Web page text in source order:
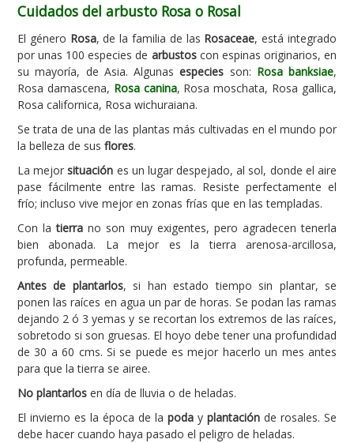
Hemisferio Sur
Enfermedades
Animales
Hongos
Carencias
Fotos
Árboles y Palmeras
Arbustos y Trepadoras
Cactus y Suculentas
Cuidados del arbusto Rosa o Rosal
El género Rosa, de la familia de las Rosaceae, está integrado
por unas 100 especies de arbustoscon espinas originarios, en
su mayoría, de Asia. Algunasespecies son: Rosa banksiae,
Rosa damascena, Rosa canina, Rosa moschata, Rosa gallica,
Rosa californica, Rosa wichuraiana.
Se trata de una de las plantas más cultivadas en el mundo por
la belleza de sus flores.
La mejorsituación es un lugar despejado, al sol, donde el aire
pase fácilmente entre las ramas. Resiste perfectamente el
frío; incluso vive mejor en zonas frías que en las templadas.
Con latierra no son muy exigentes, pero agradecen tenerla
bien abonada. La mejor es la tierra arenosa-arcillosa,
profunda, permeable.
Antes de plantarlos, si han estado tiempo sin plantar, se
ponen las raíces en agua un par de horas. Se podan las ramas
dejando 2 ó 3 yemas y se recortan los extremos de las raíces,
sobretodo si son gruesas. El hoyo debe tener una profundidad
de 30 a 60 cms. Si se puede es mejor hacerlo un mes antes
para que la tierra se airee.
No plantarlos en día de lluvia o de heladas.
El invierno es la época de la poda y plantación de rosales. Se
debe hacer cuando haya pasado el peligro de heladas.